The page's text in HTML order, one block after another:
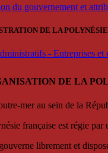
du gouvernement et
DE LA
- Entreprises
DE LA
mer au sein de la
française est régie
librement et